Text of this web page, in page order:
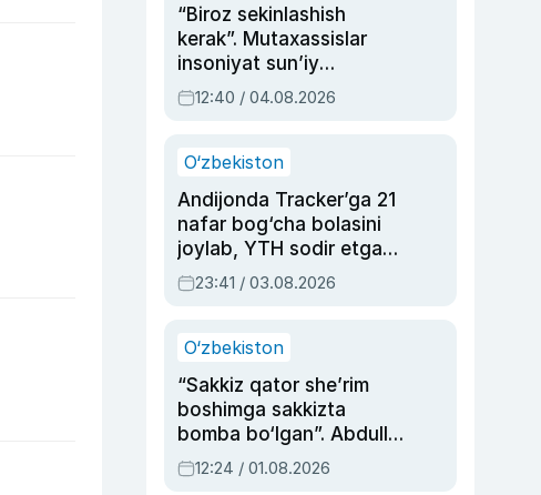
“Biroz sekinlashish
kerak”. Mutaxassislar
insoniyat sun’iy
intellektni boshqara
olmay qolishidan xavotir
12:40 / 04.08.2026
O‘zbekiston
Andijonda Tracker’ga 21
nafar bog‘cha bolasini
joylab, YTH sodir etgan
ayolga sud hukmi o‘qildi
23:41 / 03.08.2026
O‘zbekiston
“Sakkiz qator she’rim
boshimga sakkizta
bomba bo‘lgan”. Abdulla
Oripovni siyosiy
ayblovlardan asrab
12:24 / 01.08.2026